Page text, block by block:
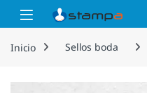
Saltar a la navegación
Saltar al contenido
Open
Inicio Sellos boda